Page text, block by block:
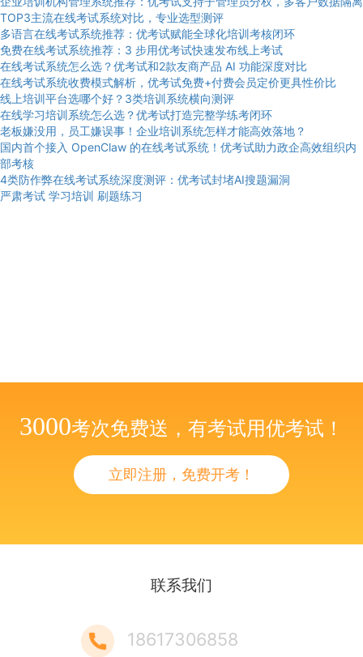
TOP3主流在线考试系统对比，专业选型测评
多语言在线考试系统推荐：优考试赋能全球化培训考核闭环
免费在线考试系统推荐：3 步用优考试快速发布线上考试
在线考试系统怎么选？优考试和2款友商产品 AI 功能深度对比
在线考试系统收费模式解析，优考试免费+付费会员定价更具性价比
线上培训平台选哪个好？3类培训系统横向测评
在线学习培训系统怎么选？优考试打造完整学练考闭环
老板嫌没用，员工嫌误事！企业培训系统怎样才能高效落地？
国内首个接入 OpenClaw 的在线考试系统！优考试助力政企高效组织内
部考核
4类防作弊在线考试系统深度测评：优考试封堵AI搜题漏洞
严肃考试 学习培训 刷题练习
3000考次免费送，有考试用优考试！
立即注册，免费开考！
联系我们
18617306858